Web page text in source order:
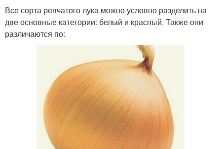
Все сорта репчатого лука можно условно разделить на
две основные категории: белый и красный. Также они
различаются по: